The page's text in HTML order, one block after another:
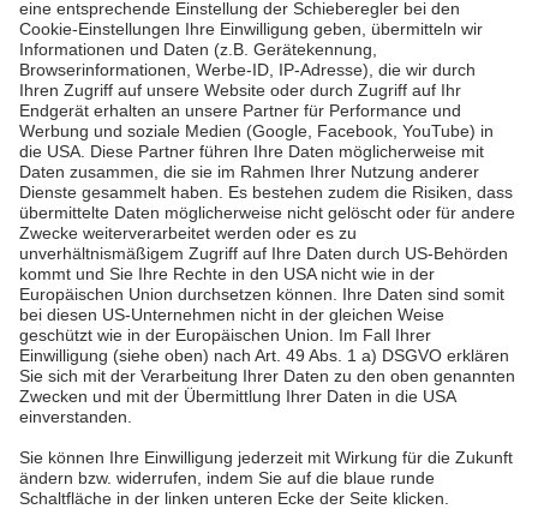
Letzte Seite
Pfalzwerke
Über uns & Autoren
Datenschutz
Impressum
Barrierefreiheit
Wir sind die Pfalzwerke: